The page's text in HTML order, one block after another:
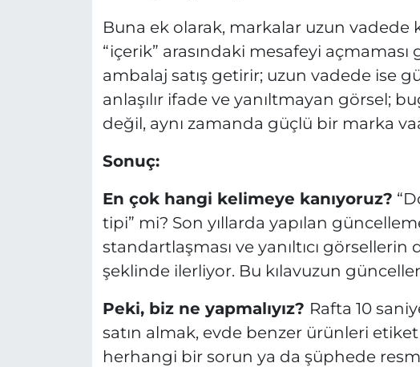
Buna ek olarak, markalar uzun vadede
“içerik” arasındaki mesafeyi
ambalaj satış getirir; uzun vadede ise
anlaşılır ifade ve yanıltmayan görsel;
değil, aynı zamanda güçlü bir marka
Sonuç:
En çok hangi kelimeye kanıyoruz?
tipi” mi? Son yıllarda yapılan
standartlaşması ve yanıltıcı
şeklinde ilerliyor. Bu kılavuzun
Peki, biz ne yapmalıyız? Rafta 10
satın almak, evde benzer ürünleri
herhangi bir sorun ya da şüphede